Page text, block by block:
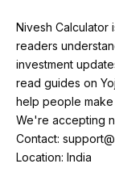
Nivesh Calculator
readers
investment
read guides on
help people
We're accepting
Contact:
Location: India